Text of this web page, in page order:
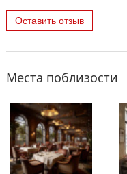
Оставить отзыв
Места поблизости